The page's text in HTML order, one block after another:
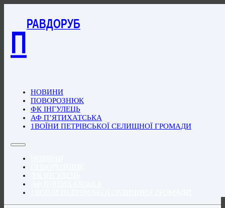
П
РАВДОРУБ
НОВИНИ
ПОВОРОЗНЮК
ФК ІНГУЛЕЦЬ
АФ П’ЯТИХАТСЬКА
1ВОЇНИ ПЕТРІВСЬКОЇ СЕЛИЩНОЇ ГРОМАДИ